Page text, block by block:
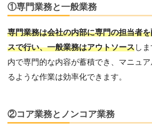
①専門業務と一般業務
専門業務は会社の内部に専門の担当者
スで行い、一般業務はアウトソースし
内で専門的な内容が蓄積でき、マニュ
るような作業は効率化できます。
②コア業務とノンコア業務